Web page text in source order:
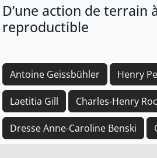
D’une action de terrain
reproductible
Antoine Geissbühler Henry
Laetitia Gill Charles-Henry
Dresse Anne-Caroline Benski